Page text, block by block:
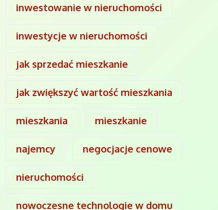
inwestowanie w nieruchomości
inwestycje w nieruchomości
jak sprzedać mieszkanie
jak zwiększyć wartość mieszkania
mieszkania mieszkanie
najemcy negocjacje cenowe
nieruchomości
nowoczesne technologie w domu